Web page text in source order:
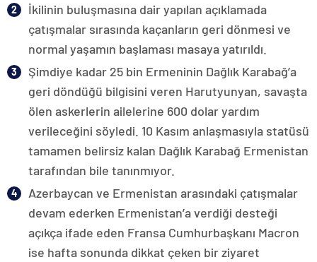
İkilinin buluşmasına dair yapılan açıklamada
çatışmalar sırasında kaçanların geri dönmesi ve
normal yaşamın başlaması masaya yatırıldı.
Şimdiye kadar 25 bin Ermeninin Dağlık Karabağ’a
geri döndüğü bilgisini veren Harutyunyan, savaşta
ölen askerlerin ailelerine 600 dolar yardım
verileceğini söyledi. 10 Kasım anlaşmasıyla statüsü
tamamen belirsiz kalan Dağlık Karabağ Ermenistan
tarafından bile tanınmıyor.
Azerbaycan ve Ermenistan arasındaki çatışmalar
devam ederken Ermenistan’a verdiği desteği
açıkça ifade eden Fransa Cumhurbaşkanı Macron
ise hafta sonunda dikkat çeken bir ziyaret